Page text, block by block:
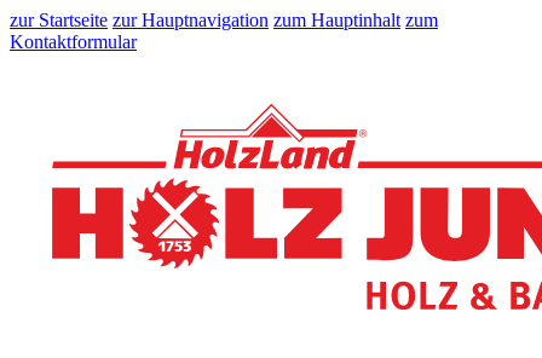
zur Startseite zur Hauptnavigation zum Hauptinhalt zum
Kontaktformular